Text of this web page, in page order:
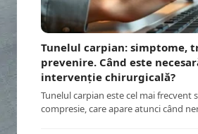
Tunelul carpian: simptome,
prevenire. Când este
intervenție chirurgicală?
Tunelul carpian este cel mai frecvent
compresie, care apare atunci când